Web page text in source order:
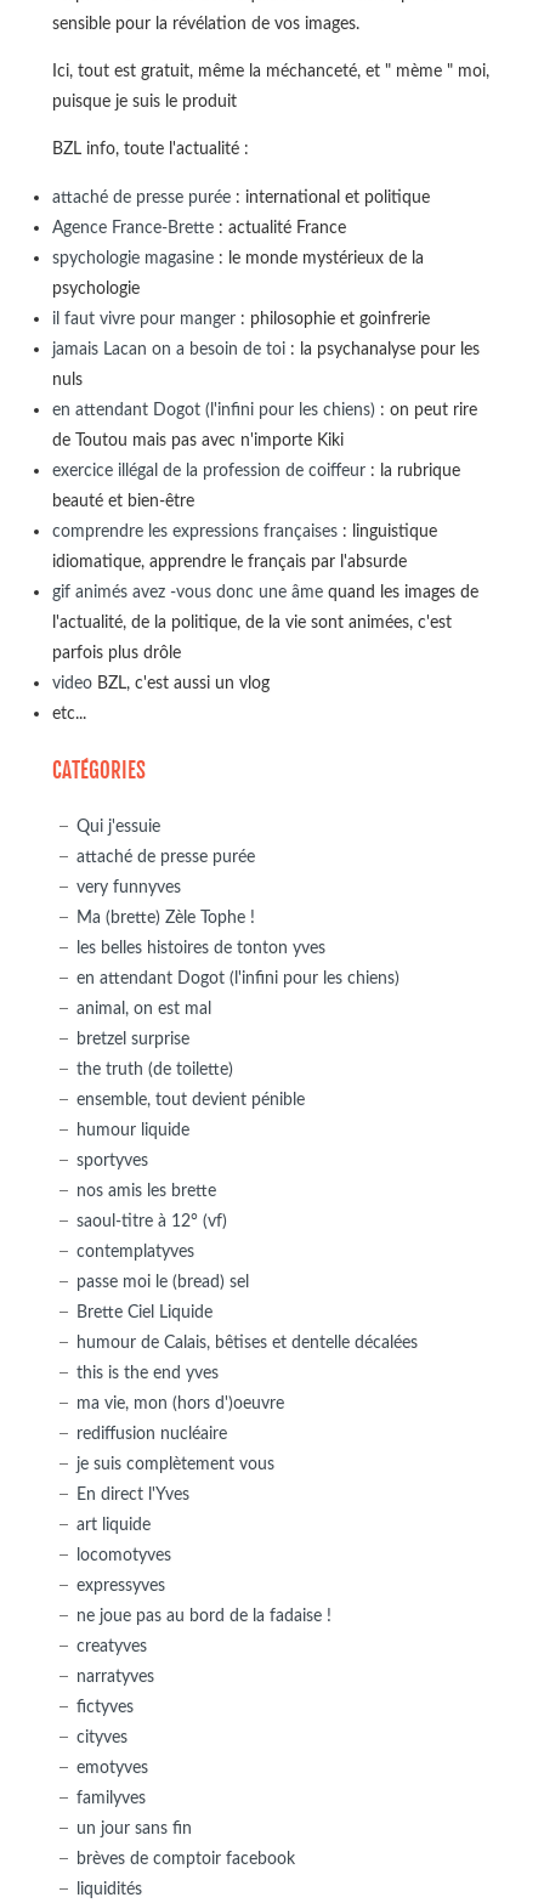
sensible pour la révélation de vos images.
Ici, tout est gratuit, même la méchanceté, et " mème " moi,
puisque je suis le produit
BZL info, toute l'actualité :
attaché de presse purée: international et politique
Agence France-Brette: actualité France
spychologie magasine: le monde mystérieux de la
psychologie
il faut vivre pour manger: philosophie et goinfrerie
jamais Lacan on a besoin de toi: la psychanalyse pour les
nuls
en attendant Dogot (l'infini pour les chiens): on peut rire
de Toutou mais pas avec n'importe Kiki
exercice illégal de la profession de coiffeur: la rubrique
beauté et bien-être
comprendre les expressions françaises: linguistique
idiomatique, apprendre le français par l'absurde
gif animés avez -vous donc une âmequand les images de
l'actualité, de la politique, de la vie sont animées, c'est
parfois plus drôle
videoBZL, c'est aussi un vlog
etc...
CATÉGORIES
Qui j'essuie
attaché de presse purée
very funnyves
Ma (brette) Zèle Tophe !
les belles histoires de tonton yves
en attendant Dogot (l'infini pour les chiens)
animal, on est mal
bretzel surprise
the truth (de toilette)
ensemble, tout devient pénible
humour liquide
sportyves
nos amis les brette
saoul-titre à 12° (vf)
contemplatyves
passe moi le (bread) sel
Brette Ciel Liquide
humour de Calais, bêtises et dentelle décalées
this is the end yves
ma vie, mon (hors d')oeuvre
rediffusion nucléaire
je suis complètement vous
En direct l'Yves
art liquide
locomotyves
expressyves
ne joue pas au bord de la fadaise !
creatyves
narratyves
fictyves
cityves
emotyves
familyves
un jour sans fin
brèves de comptoir facebook
liquidités